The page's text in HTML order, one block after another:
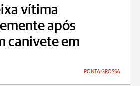
vítima
após
canivete em
PONTA GROSSA